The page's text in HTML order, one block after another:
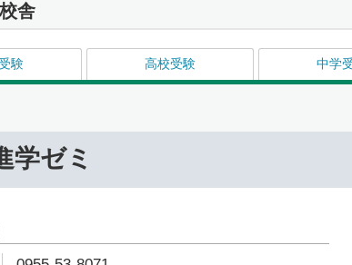
舎
験 高校受験 中学
学ゼミ